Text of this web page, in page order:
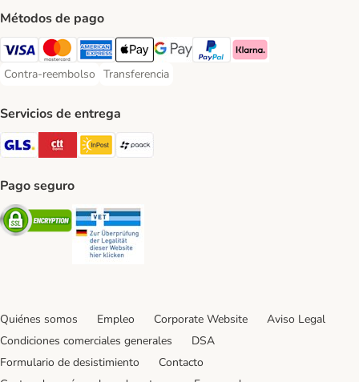
Métodos de pago
Visa Payment Method
Mastercard Payment Method
American Express Payment Method
Apple Pay Payment Method
Google Pay Payment Method
PayPal Payment Method
Klarna Payment Method
Contra-reembolso
Contra-reembolso Payment Method
Transferencia
Transferencia Payment Method
Servicios de entrega
GLS Shipping Method
CTTExpress Shipping Method
InPost Shipping Method
Pago seguro
Security
Quiénes somos Empleo Corporate Website
Aviso Legal
Condiciones comerciales generales
DSA
Formulario de desistimiento
Contacto